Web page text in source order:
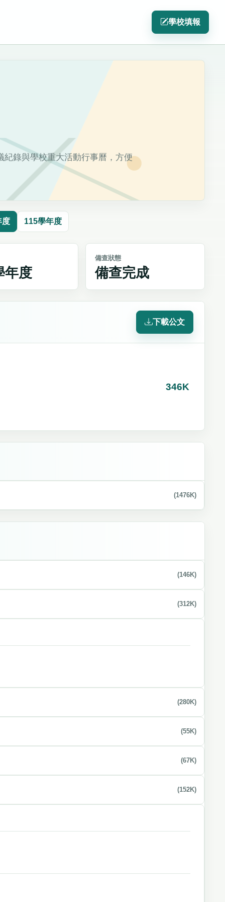
學校填報
錄與學校重大活動行事曆，方便
度 115學年度
年度
備查狀態
備查完成
下載公文
346K
(1476K)
(146K)
(312K)
(280K)
(55K)
(67K)
(152K)